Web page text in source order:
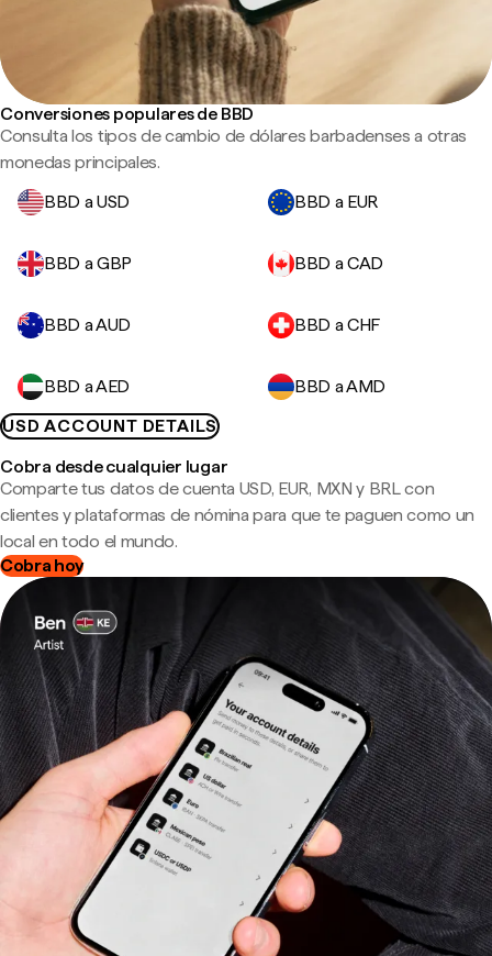
Conversiones populares de BBD
Consulta los tipos de cambio de dólares barbadenses a otras
monedas principales.
BBD a USD
BBD a EUR
BBD a GBP BBD a CAD
BBD a AUD BBD a CHF
BBD a AED
BBD a AMD
USD ACCOUNT DETAILS
Cobra desde cualquier lugar
Comparte tus datos de cuenta USD, EUR, MXN y BRL con
clientes y plataformas de nómina para que te paguen como un
local en todo el mundo.
Cobra hoy